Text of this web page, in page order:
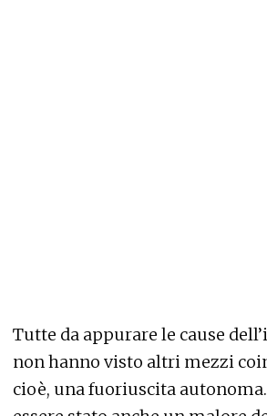
Tutte da appurare le cause
non hanno visto altri mezzi
cioè, una fuoriuscita